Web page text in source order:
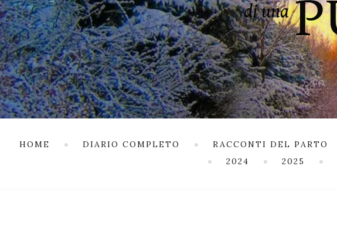
HOME DIARIO COMPLETO RACCONTI DEL PARTO
2024
2025